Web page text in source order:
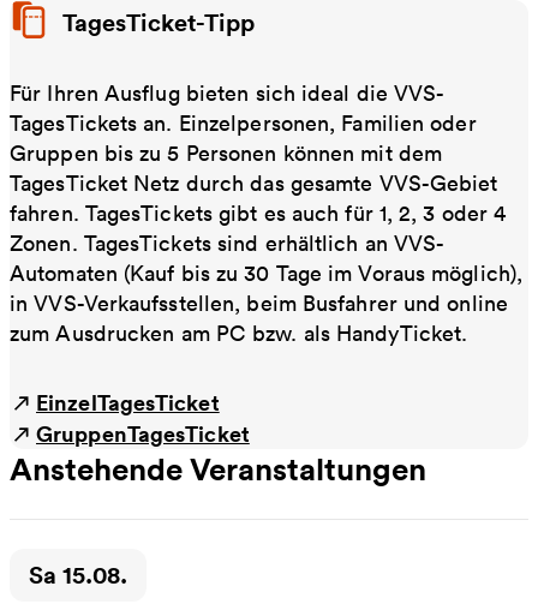
TagesTicket-Tipp
Für Ihren Ausflug bieten sich ideal die VVS-
TagesTickets an. Einzelpersonen, Familien oder
Gruppen bis zu 5 Personen können mit dem
TagesTicket Netz durch das gesamte VVS-Gebiet
fahren. TagesTickets gibt es auch für 1, 2, 3 oder 4
Zonen. TagesTickets sind erhältlich an VVS-
Automaten (Kauf bis zu 30 Tage im Voraus möglich),
in VVS-Verkaufsstellen, beim Busfahrer und online
zum Ausdrucken am PC bzw. als HandyTicket.
EinzelTagesTicket
GruppenTagesTicket
Anstehende Veranstaltungen
Zeitpunkt der Veranstaltung:
Sa 15.08.